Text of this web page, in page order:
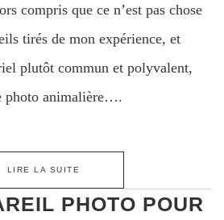
compris que ce n’est pas chose
tirés de mon expérience, et
plutôt commun et polyvalent,
photo animalière….
LIRE LA SUITE
PHOTO POUR